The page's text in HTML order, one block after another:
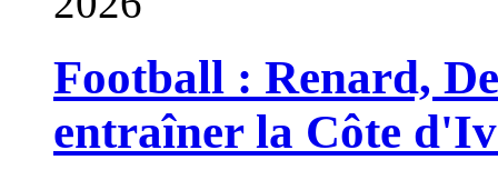
Football : Renard,
entraîner la Côte